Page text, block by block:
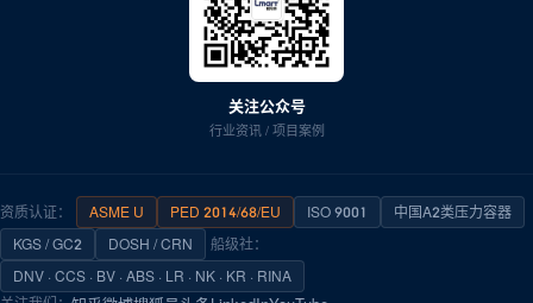
关注公众号
行业资讯 / 项目案例
资质认证： ASME U PED 2014/68/EU ISO 9001
中国A2类压力容器
KGS / GC2
DOSH / CRN
船级社：
DNV · CCS · BV · ABS · LR · NK · KR · RINA